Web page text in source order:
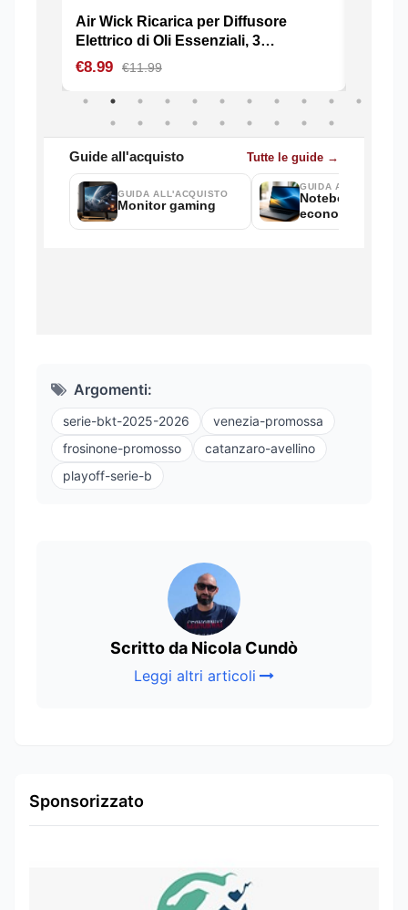
Argomenti:
serie-bkt-2025-2026
venezia-promossa
frosinone-promosso
catanzaro-avellino
playoff-serie-b
Scritto da Nicola Cundò
Leggi altri articoli
Sponsorizzato